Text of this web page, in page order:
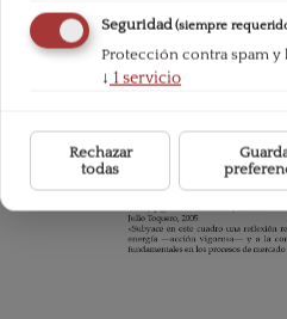
Seguridad(siempre
Protección contra spam
↓ 1servicio
Rechazar
todas